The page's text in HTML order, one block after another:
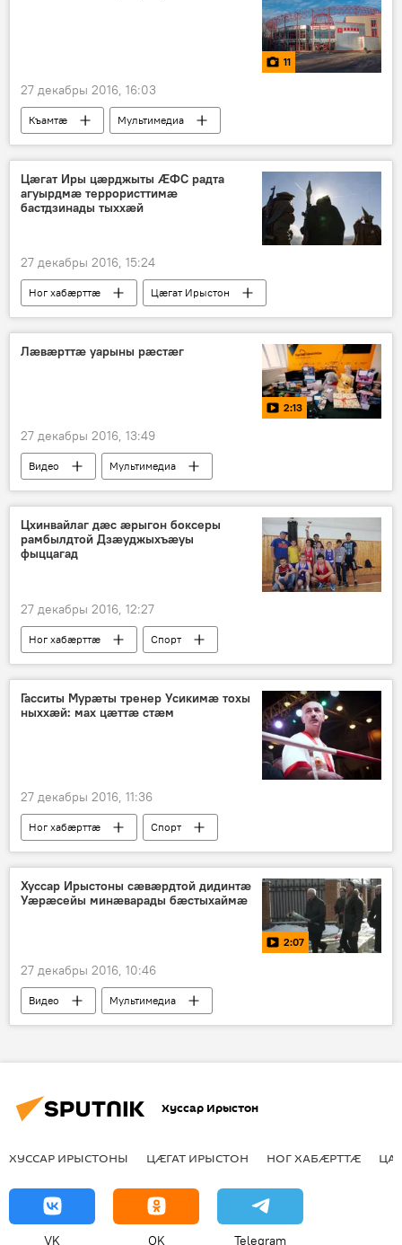
11
27 декабры 2016, 16:03
Къамтӕ Мультимедиа
Цӕгат Иры цӕрджыты ӔФС радта
агуырдмӕ террористтимӕ
бастдзинады тыххӕй
27 декабры 2016, 15:24
Ног хабӕрттӕ Цӕгат Ирыстон
Лӕвӕрттӕ уарыны рӕстӕг
2:13
27 декабры 2016, 13:49
Видео Мультимедиа
Цхинвайлаг дæс ӕрыгон боксеры
рамбылдтой Дзæуджыхъæуы
фыццагад
27 декабры 2016, 12:27
Ног хабӕрттӕ
Спорт
Хуссар Ирыстоны
Гасситы Мурӕты тренер Усикимӕ тохы
ныххӕй: мах цӕттӕ стӕм
27 декабры 2016, 11:36
Ног хабӕрттӕ Спорт
Хуссар Ирыстоны сӕвӕрдтой дидинтӕ
Уӕрӕсейы минӕварады бӕстыхаймӕ
2:07
27 декабры 2016, 10:46
Видео Мультимедиа
Хуссар Ирыстон
ХУССАР ИРЫСТОНЫ ЦӔГАТ ИРЫСТОН НОГ ХАБӔРТТӔ
VK OK Telegram